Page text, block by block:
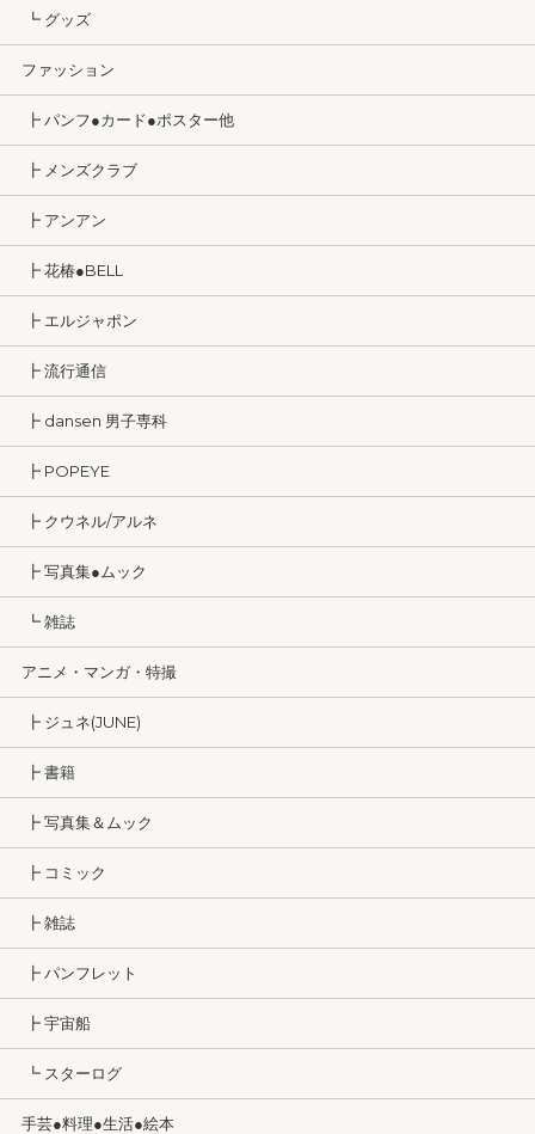
┗ グッズ
ファッション
┣ パンフ●カード●ポスター他
┣ メンズクラブ
┣ アンアン
┣ 花椿●BELL
┣ エルジャポン
┣ 流行通信
┣ dansen 男子専科
┣ POPEYE
┣ クウネル/アルネ
┣ 写真集●ムック
┗ 雑誌
アニメ・マンガ・特撮
┣ ジュネ(JUNE)
┣ 書籍
┣ 写真集＆ムック
┣ コミック
┣ 雑誌
┣ パンフレット
┣ 宇宙船
┗ スターログ
手芸●料理●生活●絵本